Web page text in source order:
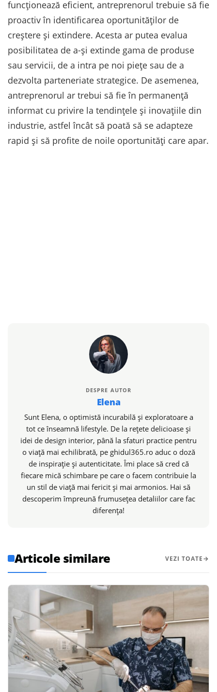
funcționează eficient, antreprenorul trebuie să fie
proactiv în identificarea oportunităților de
creștere și extindere. Acesta ar putea evalua
posibilitatea de a-și extinde gama de produse
sau servicii, de a intra pe noi piețe sau de a
dezvolta parteneriate strategice. De asemenea,
antreprenorul ar trebui să fie în permanență
informat cu privire la tendințele și inovațiile din
industrie, astfel încât să poată să se adapteze
rapid și să profite de noile oportunități care apar.
DESPRE AUTOR
Elena
Sunt Elena, o optimistă incurabilă și exploratoare a
tot ce înseamnă lifestyle. De la rețete delicioase și
idei de design interior, până la sfaturi practice pentru
o viață mai echilibrată, pe ghidul365.ro aduc o doză
de inspirație și autenticitate. Îmi place să cred că
fiecare mică schimbare pe care o facem contribuie la
un stil de viață mai fericit și mai armonios. Hai să
descoperim împreună frumusețea detaliilor care fac
diferența!
Articole similare VEZI TOATE